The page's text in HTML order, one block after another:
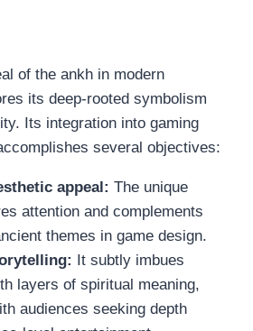
of the ankh in modern
its deep-rooted symbolism
Its integration into gaming
several objectives:
appeal: The unique
attention and complements
themes in game design.
It subtly imbues
layers of spiritual meaning,
audiences seeking depth